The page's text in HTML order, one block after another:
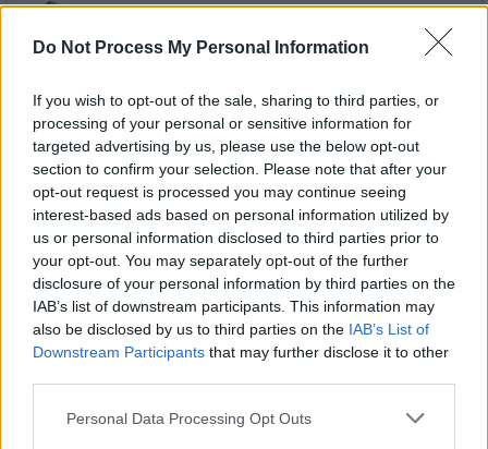
Do Not Process My Personal Information
If you wish to opt-out of the sale, sharing to third parties, or
processing of your personal or sensitive information for
targeted advertising by us, please use the below opt-out
section to confirm your selection. Please note that after your
opt-out request is processed you may continue seeing
interest-based ads based on personal information utilized by
us or personal information disclosed to third parties prior to
your opt-out. You may separately opt-out of the further
disclosure of your personal information by third parties on the
IAB’s list of downstream participants. This information may
also be disclosed by us to third parties on the IAB’s List of
Downstream Participants that may further disclose it to other
Personal Data Processing Opt Outs
Sa
15.8.
12:20
14:30
Asterix und Obelix verschlägt es für eine Mission nach...
den Olympischen Spielen
Spielfilm/ Komödie
Sa
15.8.
Asterix bei den Olympischen Spielen
Beim Teutates! In der dritten Realverfilmung des
die Gallier auf Rekordjagd und wollen die Olympischen
gewinnen. Doch der Zaubertrank steht auf der...
Asterix